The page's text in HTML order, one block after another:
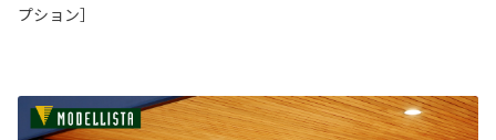
プション］